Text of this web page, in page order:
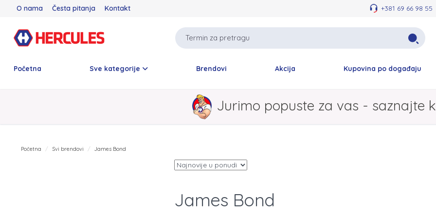
O nama Česta pitanja Kontakt +381 69 66 98 55
Početna Sve kategorije Brendovi Akcija Kupovina po događaju
Jurimo popuste za vas - saznajte
Početna Svi brendovi James Bond
James Bond